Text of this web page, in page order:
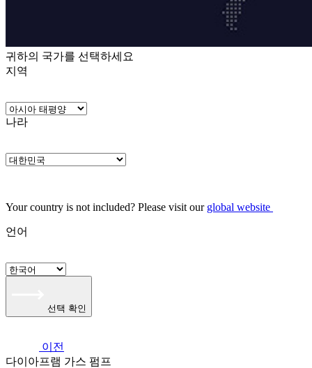
귀하의 국가를 선택하세요
지역
나라
Your country is not included? Please visit our global website
언어
선택 확인
이전
다이아프램 가스 펌프